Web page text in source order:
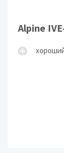
Alpine